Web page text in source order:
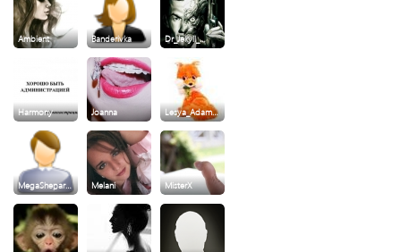
Ambient Banderivka Dr_Jekyll_…
Harmony Joanna Lesya_Adam…
MegaShepar… Melani MisterX